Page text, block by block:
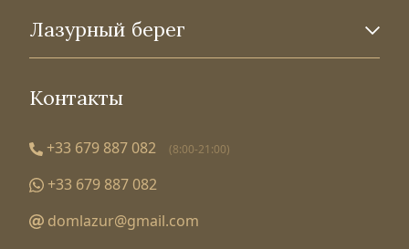
Лазурный берег
Контакты
+33 679 887 082 (8:00-21:00)
+33 679 887 082
domlazur@gmail.com